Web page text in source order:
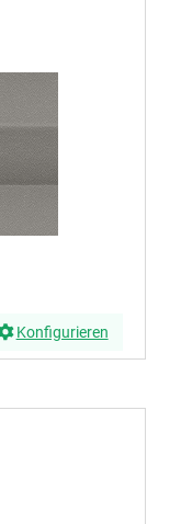
Konfigurieren